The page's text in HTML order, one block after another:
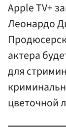
Apple TV+
Леонардо
актера
для
цветочной